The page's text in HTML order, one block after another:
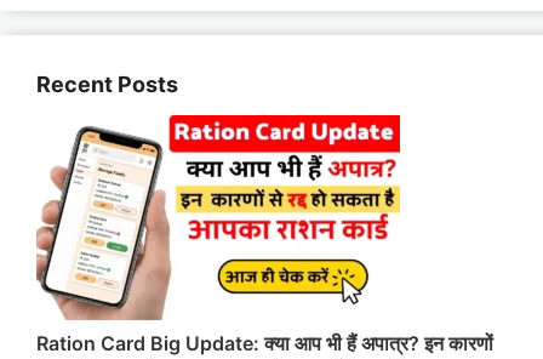
Recent Posts
Ration Card Big Update: क्या आप भी हैं अपात्र? इन कारणों